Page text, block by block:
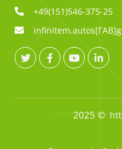
+49(151)546-375-25
2025 ©